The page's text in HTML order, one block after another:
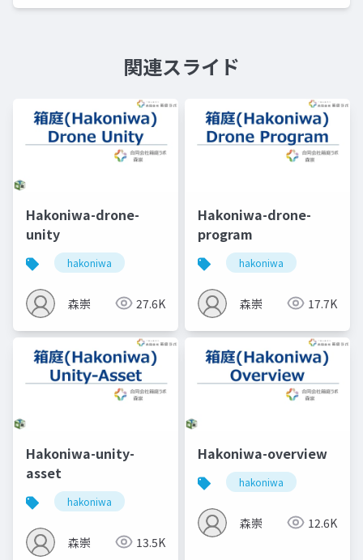
関連スライド
Hakoniwa-drone-
unity
hakoniwa
森崇 27.6K
Hakoniwa-drone-
program
hakoniwa
森崇 17.7K
Hakoniwa-unity-
asset
hakoniwa
森崇 13.5K
Hakoniwa-overview
hakoniwa
森崇 12.6K